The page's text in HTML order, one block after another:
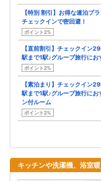
【特別 割引】お得な連泊プ
チェックインで密回避！
ポイント2%
【直前割引】チェックイン
駅まで1駅♪グループ旅行にお
ポイント2%
【素泊まり】チェックイン
駅まで1駅♪グループ旅行にお
ン付ルーム
ポイント2%
キッチンや洗濯機、浴室